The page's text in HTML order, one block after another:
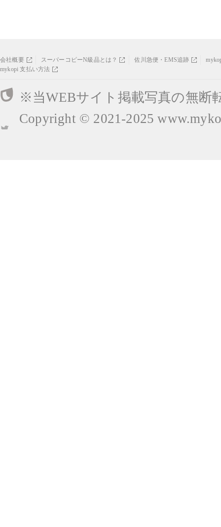
会社概要 スーパーコピーN級品とは？ 佐川急便・EMS追跡
mykopi 支払い方法
※当WEBサイト掲載写真の無断
Copyright © 2021-2025